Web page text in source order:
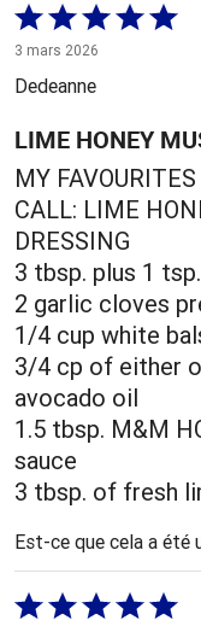
Coté
5 sur
5
3 mars 2026
Dedeanne
LIME HONEY
MY
CALL: LIME
DRESSING
3 tbsp. plus 1
2 garlic cloves
1/4 cup white
3/4 cp of either
avocado oil
1.5 tbsp. M&M
sauce
3 tbsp. of fresh
Est-ce que cela a été
Coté